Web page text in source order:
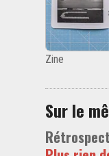
Zine
Sur le